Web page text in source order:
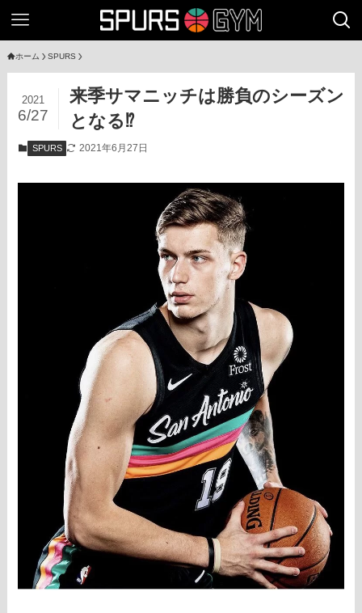
ホーム SPURS
来季サマニッチは勝負のシーズン
となる⁉
2021
6/27
SPURS 2021年6月27日